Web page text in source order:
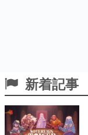
新着記事